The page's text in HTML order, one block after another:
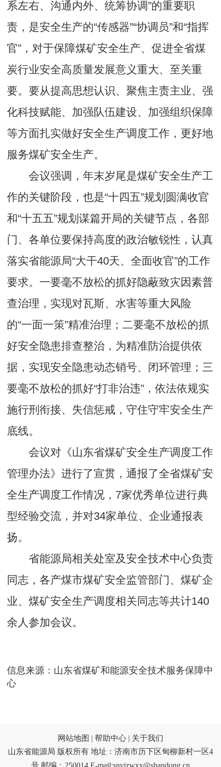
系左右、沟通内外、统筹协调”的重要职
责，是安全生产的“传感器”“协调员”和“指挥
官”，对于保障煤矿安全生产、促进全省煤
炭行业安全高质量发展意义重大、至关重
要。要从提高思想认识、聚焦主责主业、强
化科技赋能、加强队伍建设、加强组织保障
等方面扎实做好安全生产调度工作，更好地
服务煤矿安全生产。
会议强调，年末岁尾是煤矿安全生产工
作的关键阶段，也是“十四五”规划圆满收官
和“十五五”规划谋篇开局的关键节点，各部
门、各单位要保持高度的政治敏锐性，认真
落实省能源局“大干40天、全面收官”的工作
要求。一要毫不放松的抓好隐蔽致灾因素普
查治理，实现对瓦斯、水害等重大风险
的“一面一策”精准治理；二要毫不放松的抓
好安全隐患排查整治，为精准防治提供依
据，实现安全隐患动态销号、闭环管理；三
要毫不放松的抓好“打非治违”，依法依规实
施行刑衔接、失信惩戒，守住守牢安全生产
底线。
会议对《山东省煤矿安全生产调度工作
管理办法》进行了宣贯，通报了全省煤矿安
全生产调度工作情况，7家优秀单位进行典
型经验交流，并对34家单位、企业通报表
扬。
省能源局相关处室及安全技术中心负责
同志，各产煤市煤矿安全监管部门、煤矿企
业、煤矿安全生产调度相关同志等共计140
余人参加会议。
信息来源：山东省煤矿和能源安全技术服务保障中
心
网站地图 | 帮助中心 | 关于我们
山东省能源局 版权所有 地址：济南市历下区甸柳新村一区4